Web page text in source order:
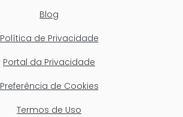
Blog
Política de Privacidade
Portal da Privacidade
Preferência de Cookies
Termos de Uso